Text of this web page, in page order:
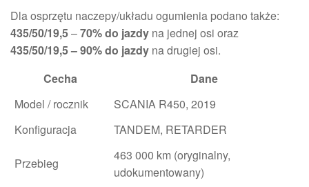
Dla osprzętu naczepy/układu ogumienia podano także:
435/50/19,5–70% do jazdy na jednej osi oraz
435/50/19,5 – 90% do jazdy na drugiej osi.
Cecha
Dane
Model / rocznik
SCANIA R450, 2019
Konfiguracja
TANDEM, RETARDER
Przebieg
463 000 km (oryginalny,
udokumentowany)